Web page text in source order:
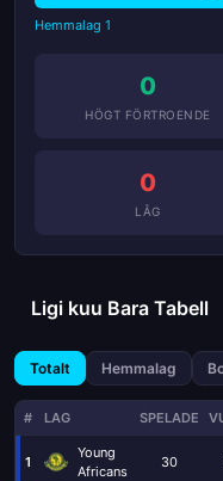
Hemmalag 1
0
HÖGT FÖRTROENDE
0
LÅG
Ligi kuu Bara Tabell
Totalt Hemmalag
# LAG SPELADE
1
Young
Africans
30